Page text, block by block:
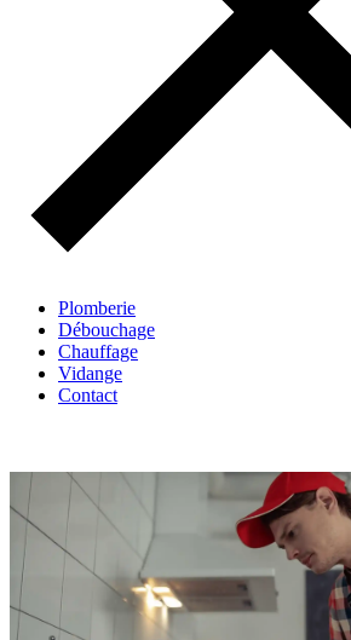
Plomberie
Débouchage
Chauffage
Vidange
Contact